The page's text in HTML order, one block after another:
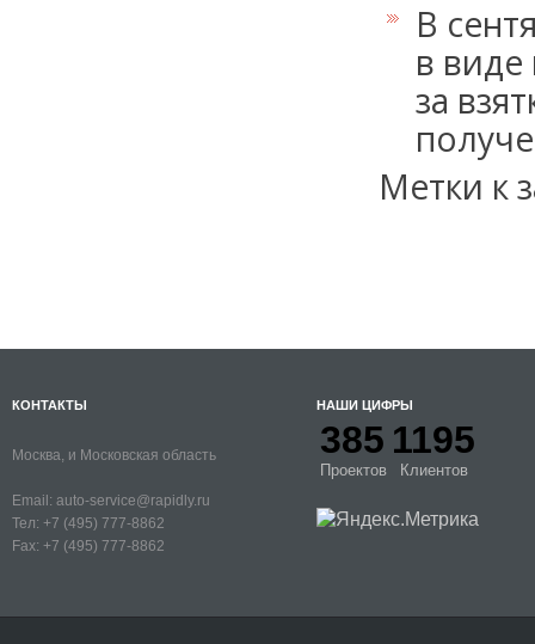
В
в виде
за
Метки к
КОНТАКТЫ
Москва, и Московская область
Email: auto-service@rapidly.ru
Тел: +7 (495) 777-8862
Fax: +7 (495) 777-8862
НАШИ ЦИФРЫ
385
Проектов
1195
Клиентов